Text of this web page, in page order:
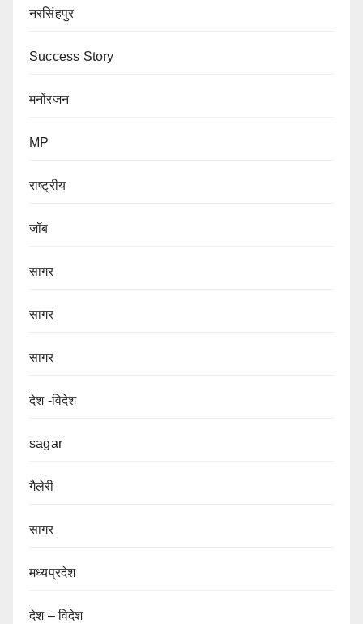
नरसिंहपुर
Success Story
मनोंरजन
MP
राष्ट्रीय
जॉब
सागर
सागर
सागर
देश -विदेश
sagar
गैलेरी
सागर
मध्यप्रदेश
देश – विदेश